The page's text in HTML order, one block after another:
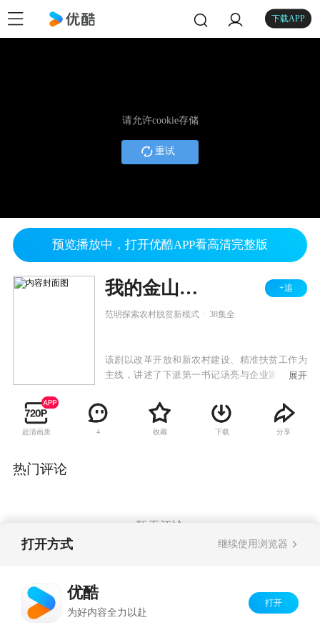
下载APP
请允许cookie存储
重试
预览播放中，打开优酷APP看高清完整版
我的金山银山 +追
范明探索农村脱贫新模式 38集全
该剧以改革开放和新农村建设、精准扶贫工作为
主线，讲述了下派第一书记汤亮与企业家汤小君
让家乡脱贫致富奔小康的故事。故事围绕炸掉污
染严重的水泥厂、扶贫、村主任改选、修路、征
地拆迁和回迁、联营养殖和种植、发展旅游和占
展开
超清画质 4 收藏 下载 分享
热门评论
暂无评论
打开方式 继续使用浏览器
优酷
为好内容全力以赴
打开